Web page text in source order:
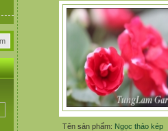
Tên sản phẩm: Ngọc thảo kép